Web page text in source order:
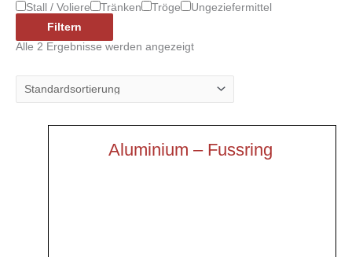
Stall / Voliere
Tränken Tröge
Ungeziefermittel
Filtern
Alle 2 Ergebnisse werden angezeigt
Aluminium – Fussring